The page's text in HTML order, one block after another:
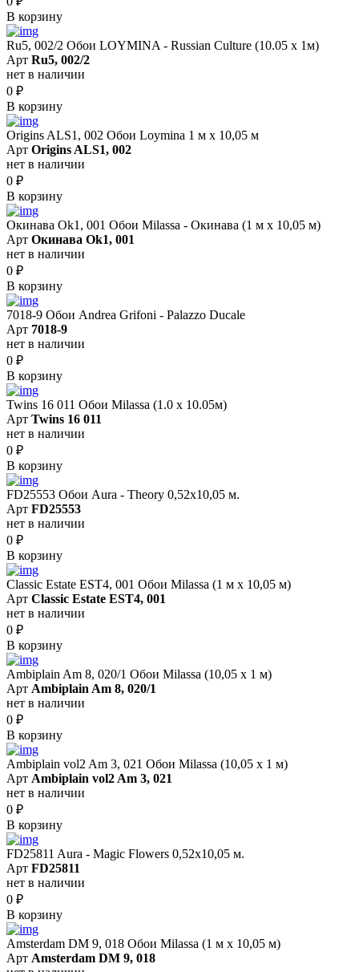
В корзину
Ru5, 002/2 Обои LOYMINA - Russian Culture (10.05 х 1м)
Арт Ru5, 002/2
нет в наличии
0 ₽
В корзину
Origins ALS1, 002 Обои Loymina 1 м х 10,05 м
Арт Origins ALS1, 002
нет в наличии
0 ₽
В корзину
Окинава Ok1, 001 Обои Milassa - Окинава (1 м х 10,05 м)
Арт Окинава Ok1, 001
нет в наличии
0 ₽
В корзину
7018-9 Обои Andrea Grifoni - Palazzo Ducale
Арт 7018-9
нет в наличии
0 ₽
В корзину
Twins 16 011 Обои Milassa (1.0 х 10.05м)
Арт Twins 16 011
нет в наличии
0 ₽
В корзину
FD25553 Обои Aura - Theory 0,52x10,05 м.
Арт FD25553
нет в наличии
0 ₽
В корзину
Classic Estate EST4, 001 Обои Milassa (1 м х 10,05 м)
Арт Classic Estate EST4, 001
нет в наличии
0 ₽
В корзину
Ambiplain Am 8, 020/1 Обои Milassa (10,05 х 1 м)
Арт Ambiplain Am 8, 020/1
нет в наличии
0 ₽
В корзину
Ambiplain vol2 Am 3, 021 Обои Milassa (10,05 х 1 м)
Арт Ambiplain vol2 Am 3, 021
нет в наличии
0 ₽
В корзину
FD25811 Aura - Magic Flowers 0,52x10,05 м.
Арт FD25811
нет в наличии
0 ₽
В корзину
Amsterdam DM 9, 018 Обои Milassa (1 м х 10,05 м)
Арт Amsterdam DM 9, 018